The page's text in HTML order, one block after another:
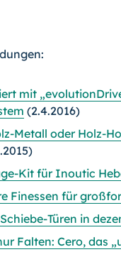
mit
(2.4.2016)
Metall oder Holz-
Kit für Inoutic
Finessen für
Türen in
Falten: Cero, das